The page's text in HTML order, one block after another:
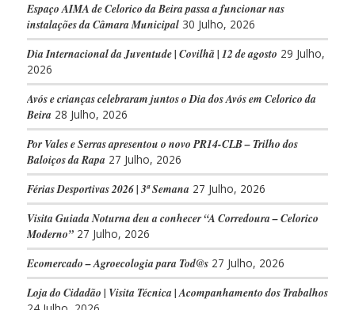
Espaço AIMA de Celorico da Beira passa a funcionar nas
instalações da Câmara Municipal 30 Julho, 2026
Dia Internacional da Juventude | Covilhã | 12 de agosto 29 Julho,
2026
Avós e crianças celebraram juntos o Dia dos Avós em Celorico da
Beira 28 Julho, 2026
Por Vales e Serras apresentou o novo PR14-CLB – Trilho dos
Baloiços da Rapa 27 Julho, 2026
Férias Desportivas 2026 | 3ª Semana 27 Julho, 2026
Visita Guiada Noturna deu a conhecer “A Corredoura – Celorico
Moderno” 27 Julho, 2026
Ecomercado – Agroecologia para Tod@s 27 Julho, 2026
Loja do Cidadão | Visita Técnica | Acompanhamento dos Trabalhos